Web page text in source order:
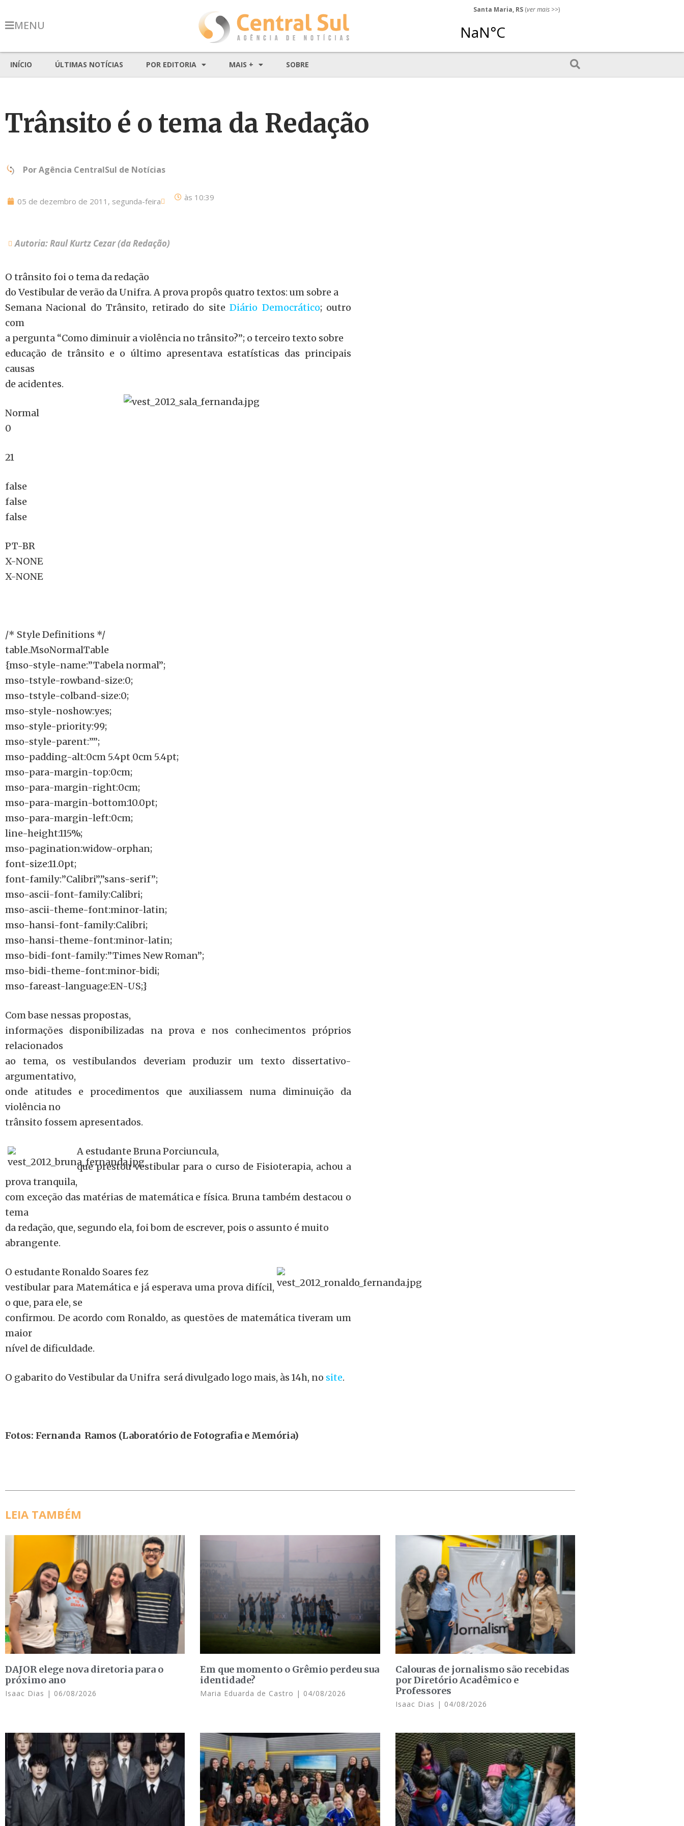
MENU
Santa Maria, RS (ver mais >>)
INÍCIO ÚLTIMAS NOTÍCIAS POR EDITORIA MAIS + SOBRE
Trânsito é o tema da Redação
PorAgência CentralSul de Notícias
05 de dezembro de 2011, segunda-feira às 10:39
Autoria: Raul Kurtz Cezar (da Redação)
O trânsito foi o tema da redação
do Vestibular de verão da Unifra. A prova propôs quatro textos: um sobre a
Semana Nacional do Trânsito, retirado do siteDiário Democrático; outro
com
a pergunta “Como diminuir a violência no trânsito?”; o terceiro texto sobre
educação de trânsito e o último apresentava estatísticas das principais
causas
de acidentes.
Normal
0
21
false
false
false
PT-BR
X-NONE
X-NONE
/* Style Definitions */
table.MsoNormalTable
{mso-style-name:”Tabela normal”;
mso-tstyle-rowband-size:0;
mso-tstyle-colband-size:0;
mso-style-noshow:yes;
mso-style-priority:99;
mso-style-parent:””;
mso-padding-alt:0cm 5.4pt 0cm 5.4pt;
mso-para-margin-top:0cm;
mso-para-margin-right:0cm;
mso-para-margin-bottom:10.0pt;
mso-para-margin-left:0cm;
line-height:115%;
mso-pagination:widow-orphan;
font-size:11.0pt;
font-family:”Calibri”,”sans-serif”;
mso-ascii-font-family:Calibri;
mso-ascii-theme-font:minor-latin;
mso-hansi-font-family:Calibri;
mso-hansi-theme-font:minor-latin;
mso-bidi-font-family:”Times New Roman”;
mso-bidi-theme-font:minor-bidi;
mso-fareast-language:EN-US;}
Com base nessas propostas,
informações disponibilizadas na prova e nos conhecimentos próprios
relacionados
ao tema, os vestibulandos deveriam produzir um texto dissertativo-
argumentativo,
onde atitudes e procedimentos que auxiliassem numa diminuição da
violência no
trânsito fossem apresentados.
A estudante Bruna Porciuncula,
que prestou vestibular para o curso de Fisioterapia, achou a
prova tranquila,
com exceção das matérias de matemática e física. Bruna também destacou o
tema
da redação, que, segundo ela, foi bom de escrever, pois o assunto é muito
abrangente.
O estudante Ronaldo Soares fez
vestibular para Matemática e já esperava uma prova difícil,
o que, para ele, se
confirmou. De acordo com Ronaldo, as questões de matemática tiveram um
maior
nível de dificuldade.
O gabarito do Vestibular da Unifra será divulgado logo mais, às 14h, no site.
Fotos: Fernanda Ramos (Laboratório de Fotografia e Memória)
LEIA TAMBÉM
DAJOR elege nova diretoria para o
próximo ano
Isaac Dias 06/08/2026
Em que momento o Grêmio perdeu sua
identidade?
Maria Eduarda de Castro 04/08/2026
Calouras de jornalismo são recebidas
por Diretório Acadêmico e
Professores
Isaac Dias 04/08/2026